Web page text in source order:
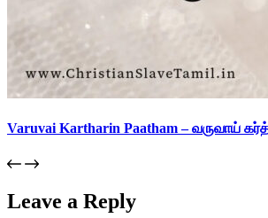
Varuvai Kartharin Paatham – வருவாய்
Leave a Reply